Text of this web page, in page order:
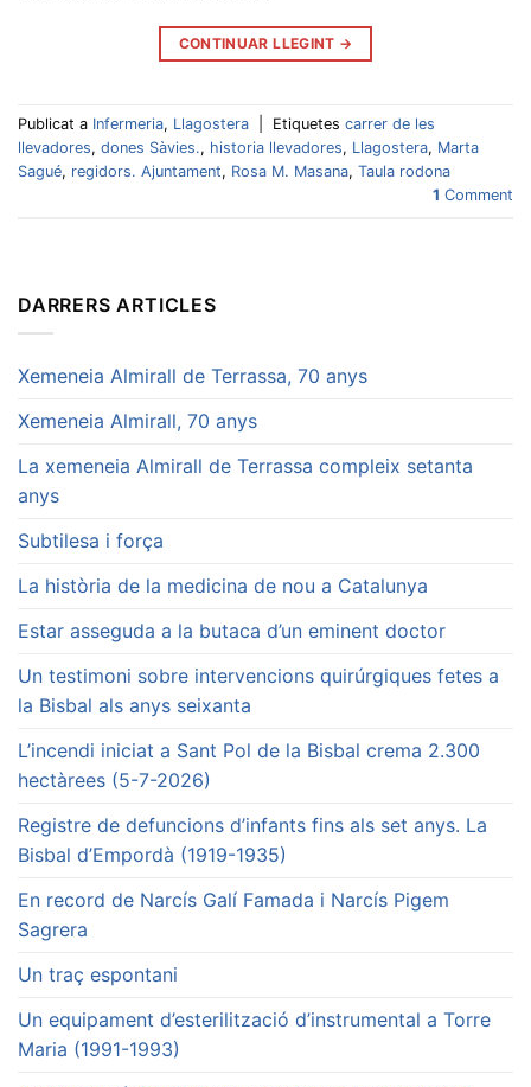
CONTINUAR LLEGINT →
Publicat a Infermeria, Llagostera Etiquetes carrer de les
llevadores, dones Sàvies., historia llevadores, Llagostera, Marta
Sagué, regidors. Ajuntament, Rosa M. Masana, Taula rodona
1 Comment
DARRERS ARTICLES
Xemeneia Almirall de Terrassa, 70 anys
Xemeneia Almirall, 70 anys
La xemeneia Almirall de Terrassa compleix setanta
anys
Subtilesa i força
La història de la medicina de nou a Catalunya
Estar asseguda a la butaca d’un eminent doctor
Un testimoni sobre intervencions quirúrgiques fetes a
la Bisbal als anys seixanta
L’incendi iniciat a Sant Pol de la Bisbal crema 2.300
hectàrees (5-7-2026)
Registre de defuncions d’infants fins als set anys. La
Bisbal d’Empordà (1919-1935)
En record de Narcís Galí Famada i Narcís Pigem
Sagrera
Un traç espontani
Un equipament d’esterilització d’instrumental a Torre
Maria (1991-1993)